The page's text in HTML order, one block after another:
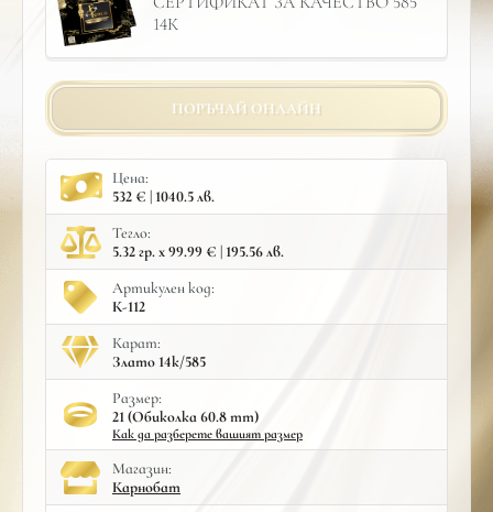
14К
ПОРЪЧАЙ ОНЛАЙН
Цена:
532 € | 1040.5 лв.
Тегло:
5.32 гр. x 99.99 € | 195.56 лв.
Артикулен код:
К-112
Карат:
Злато 14к/585
Размер:
21 (Обиколка 60.8 mm)
Как да разберете вашият размер
Mагазин:
Карнобат